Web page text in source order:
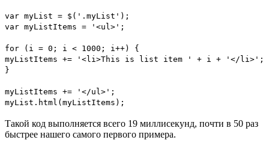
var myList = $('.myList');
var myListItems = '<ul>';
for (i = 0; i < 1000; i++) {
myListItems += '<li>This is list item ' + i + '</li>';
}
myListItems += '</ul>';
myList.html(myListItems);
Такой код выполняется всего 19 миллисекунд, почти в 50 раз
быстрее нашего самого первого примера.